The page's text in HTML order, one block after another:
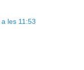
les 11:53